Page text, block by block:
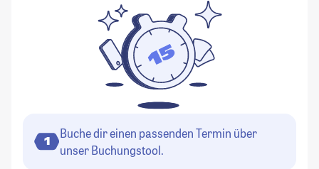
1
Buche dir einen passenden Termin über
unser Buchungstool.